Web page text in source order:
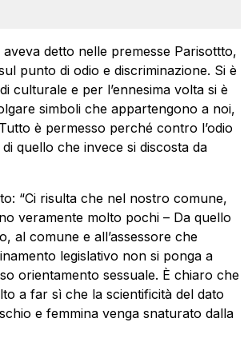
aveva detto nelle premesse Parisottto,
punto di odio e discriminazione. Si è
culturale e per l’ennesima volta si è
simboli che appartengono a noi,
è permesso perché contro l’odio
quello che invece si discosta da
“Ci risulta che nel nostro comune,
veramente molto pochi – Da quello
al comune e all’assessore che
legislativo non si ponga a
orientamento sessuale. È chiaro che
a far sì che la scientificità del dato
e femmina venga snaturato dalla